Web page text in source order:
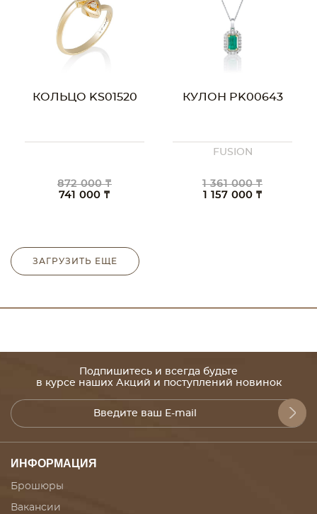
КОЛЬЦО KS01520
872 000 ₸
741 000 ₸
КУЛОН PK00643
FUSION
1 361 000 ₸
1 157 000 ₸
ЗАГРУЗИТЬ ЕЩЕ
Подпишитесь и всегда будьте
в курсе наших Акций и поступлений новинок
ИНФОРМАЦИЯ
Брошюры
Вакансии